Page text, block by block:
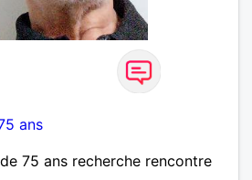
ans
75 ans recherche rencontre